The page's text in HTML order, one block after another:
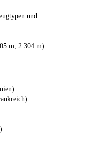
und
m, 2.304 m)